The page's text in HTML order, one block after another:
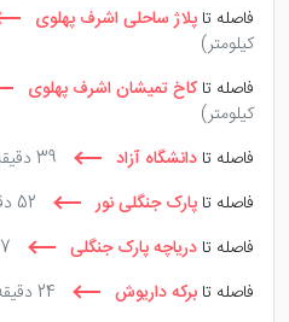
با ظرفیت 80 خودرو و .... در این هتل وجود دارد.
فاصله تا پلاژ ساحلی اشرف پهلوی
کیلومتر)
فاصله تا کاخ تمیشان اشرف پهلوی
کیلومتر)
فاصله تا دانشگاه آزاد 39 دقیقه پیاده روی
فاصله تا پارک جنگلی نور 52 دقیقه پیاده روی
فاصله تا دریاچه پارک جنگلی 7 دقیقه با ماشین
فاصله تا برکه داریوش 24 دقیقه با ماشین